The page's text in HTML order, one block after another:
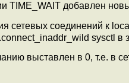
TIME_WAIT добавлен
сетевых соединений к
sysctl в
выставлен в 0, т.е. в